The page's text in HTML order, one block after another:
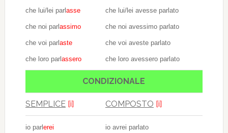
che lui/lei parl asse
che noi parl assimo
che voi parl aste
che loro parl assero
che lui/lei avesse parlato
che noi avessimo parlato
che voi aveste parlato
che loro avessero parlato
CONDIZIONALE
SEMPLICE [i] COMPOSTO [i]
io parl erei io avrei parlato